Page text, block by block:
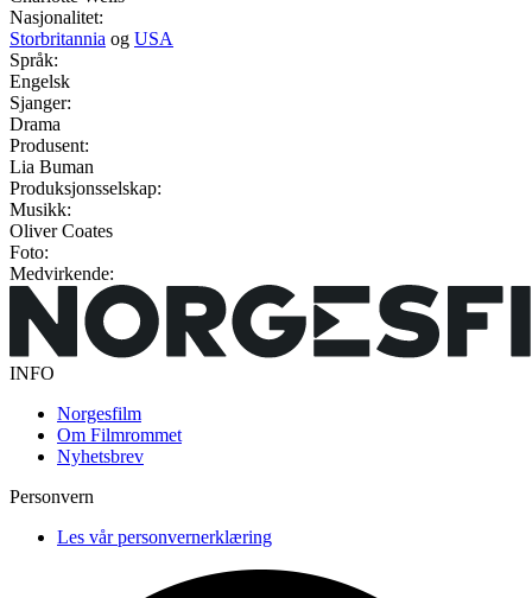
Nasjonalitet:
Storbritannia og USA
Språk:
Engelsk
Sjanger:
Drama
Produsent:
Lia Buman
Produksjonsselskap:
Musikk:
Oliver Coates
Foto:
Medvirkende:
INFO
Norgesfilm
Om Filmrommet
Nyhetsbrev
Personvern
Les vår personvernerklæring